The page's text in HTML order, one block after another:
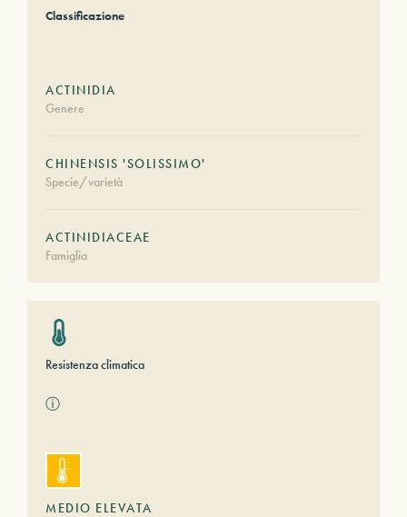
Classificazione
ACTINIDIA
Genere
CHINENSIS 'SOLISSIMO'
Specie/varietà
ACTINIDIACEAE
Famiglia
Resistenza climatica
ⓘ
MEDIO ELEVATA